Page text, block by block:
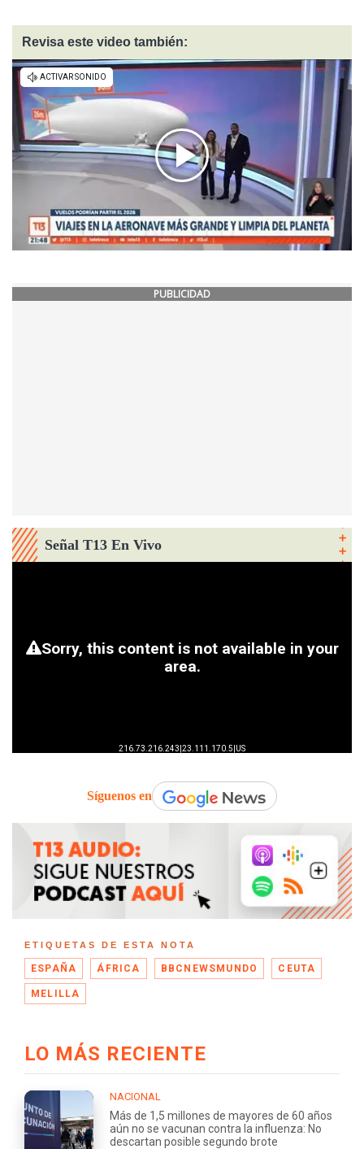
Revisa este video también:
PUBLICIDAD
Señal T13 En Vivo
Síguenos en
ETIQUETAS DE ESTA NOTA
ESPAÑA ÁFRICA BBCNEWSMUNDO CEUTA
MELILLA
LO MÁS RECIENTE
NACIONAL
Más de 1,5 millones de mayores de 60 años
aún no se vacunan contra la influenza: No
descartan posible segundo brote